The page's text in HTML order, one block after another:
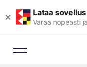
× Lataa sovellus
Varaa nopeasti